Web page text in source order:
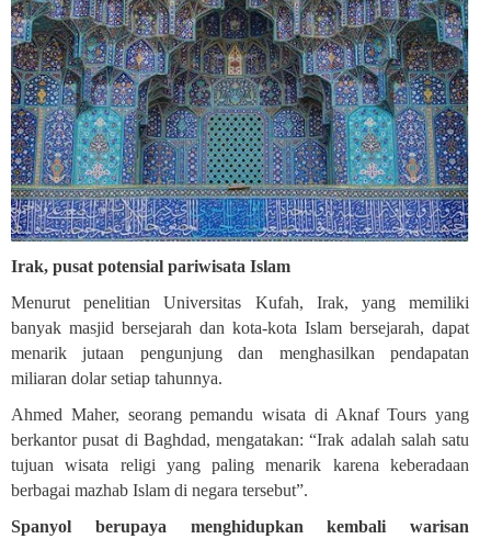
Irak, pusat potensial pariwisata Islam
Menurut penelitian Universitas Kufah, Irak, yang memiliki
banyak masjid bersejarah dan kota-kota Islam bersejarah, dapat
menarik jutaan pengunjung dan menghasilkan pendapatan
miliaran dolar setiap tahunnya.
Ahmed Maher, seorang pemandu wisata di Aknaf Tours yang
berkantor pusat di Baghdad, mengatakan: “Irak adalah salah satu
tujuan wisata religi yang paling menarik karena keberadaan
berbagai mazhab Islam di negara tersebut”.
Spanyol berupaya menghidupkan kembali warisan